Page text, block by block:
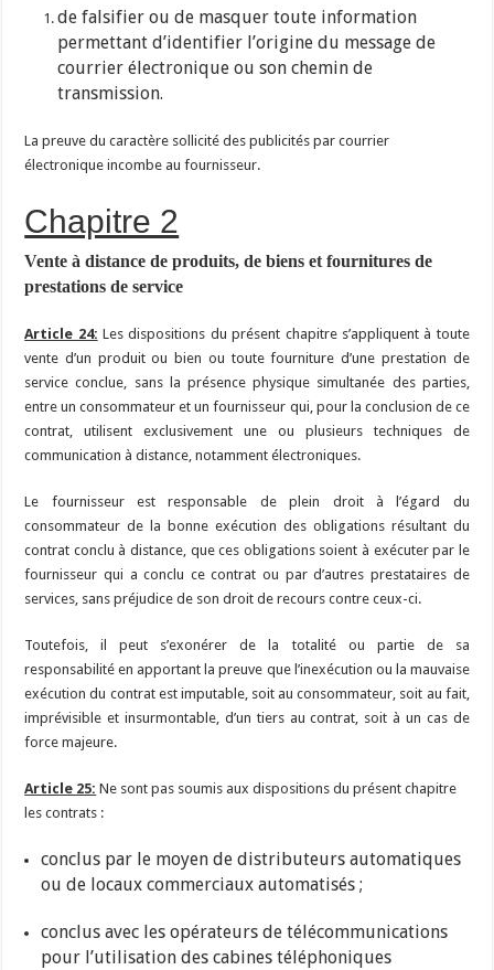
de falsifier ou de masquer toute information
permettant d’identifier l’origine du message de
courrier électronique ou son chemin de
transmission.
La preuve du caractère sollicité des publicités par courrier
électronique incombe au fournisseur.
Chapitre 2
Vente à distance de produits, de biens et fournitures de
prestations de service
Article 24: Les dispositions du présent chapitre s’appliquent à toute
vente d’un produit ou bien ou toute fourniture d’une prestation de
service conclue, sans la présence physique simultanée des parties,
entre un consommateur et un fournisseur qui, pour la conclusion de ce
contrat, utilisent exclusivement une ou plusieurs techniques de
communication à distance, notamment électroniques.
Le fournisseur est responsable de plein droit à l’égard du
consommateur de la bonne exécution des obligations résultant du
contrat conclu à distance, que ces obligations soient à exécuter par le
fournisseur qui a conclu ce contrat ou par d’autres prestataires de
services, sans préjudice de son droit de recours contre ceux-ci.
Toutefois, il peut s’exonérer de la totalité ou partie de sa
responsabilité en apportant la preuve que l’inexécution ou la mauvaise
exécution du contrat est imputable, soit au consommateur, soit au fait,
imprévisible et insurmontable, d’un tiers au contrat, soit à un cas de
force majeure.
Article 25: Ne sont pas soumis aux dispositions du présent chapitre
les contrats :
conclus par le moyen de distributeurs automatiques
ou de locaux commerciaux automatisés ;
conclus avec les opérateurs de télécommunications
pour l’utilisation des cabines téléphoniques